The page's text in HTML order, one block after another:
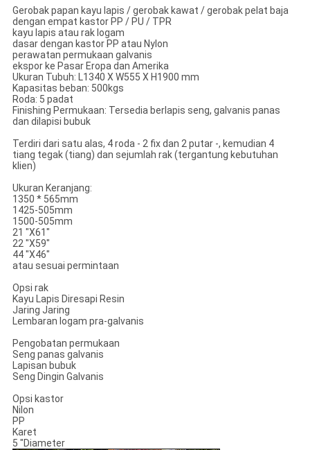
Gerobak papan kayu lapis / gerobak kawat / gerobak pelat baja
dengan empat kastor PP / PU / TPR
kayu lapis atau rak logam
dasar dengan kastor PP atau Nylon
perawatan permukaan galvanis
ekspor ke Pasar Eropa dan Amerika
Ukuran Tubuh: L1340 X W555 X H1900 mm
Kapasitas beban: 500kgs
Roda: 5 padat
Finishing Permukaan: Tersedia berlapis seng, galvanis panas
dan dilapisi bubuk
Terdiri dari satu alas, 4 roda - 2 fix dan 2 putar -, kemudian 4
tiang tegak (tiang) dan sejumlah rak (tergantung kebutuhan
klien)
Ukuran Keranjang:
1350 * 565mm
1425-505mm
1500-505mm
21 "X61"
22 "X59"
44 "X46"
atau sesuai permintaan
Opsi rak
Kayu Lapis Diresapi Resin
Jaring Jaring
Lembaran logam pra-galvanis
Pengobatan permukaan
Seng panas galvanis
Lapisan bubuk
Seng Dingin Galvanis
Opsi kastor
Nilon
PP
Karet
5 "Diameter